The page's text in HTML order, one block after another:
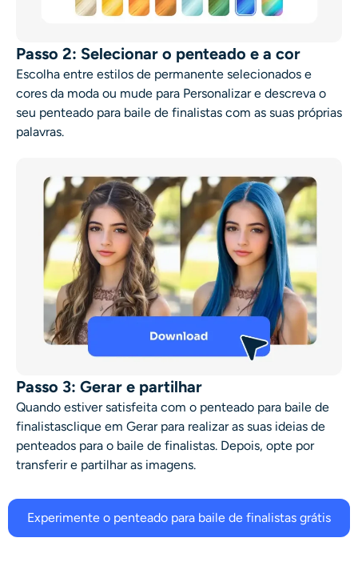
Passo 2: Selecionar o penteado e a cor
Escolha entre estilos de permanente selecionados e
cores da moda ou mude para Personalizar e descreva o
seu penteado para baile de finalistas com as suas próprias
palavras.
Passo 3: Gerar e partilhar
Quando estiver satisfeita com o penteado para baile de
finalistasclique em Gerar para realizar as suas ideias de
penteados para o baile de finalistas. Depois, opte por
transferir e partilhar as imagens.
Experimente o penteado para baile de finalistas grátis